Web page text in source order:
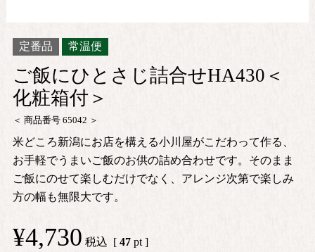
定番品 常温便
ご飯にひとさじ詰合せHA430＜
化粧箱付＞
商品番号 65042
米どころ新潟にお店を構える小川屋がこだわって作る、
お手軽でうまいご飯のお供の詰め合わせです。そのまま
ご飯にのせて楽しむだけでなく、アレンジ次第で楽しみ
方の幅も無限大です。
¥4,730 税込 [ 47 pt ]